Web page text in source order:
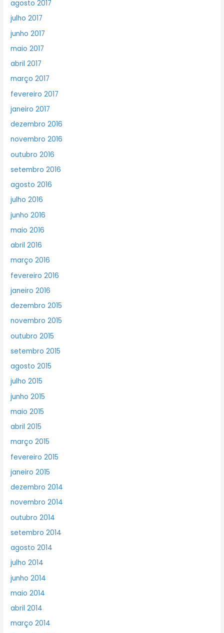
agosto 2017
julho 2017
junho 2017
maio 2017
abril 2017
março 2017
fevereiro 2017
janeiro 2017
dezembro 2016
novembro 2016
outubro 2016
setembro 2016
agosto 2016
julho 2016
junho 2016
maio 2016
abril 2016
março 2016
fevereiro 2016
janeiro 2016
dezembro 2015
novembro 2015
outubro 2015
setembro 2015
agosto 2015
julho 2015
junho 2015
maio 2015
abril 2015
março 2015
fevereiro 2015
janeiro 2015
dezembro 2014
novembro 2014
outubro 2014
setembro 2014
agosto 2014
julho 2014
junho 2014
maio 2014
abril 2014
março 2014